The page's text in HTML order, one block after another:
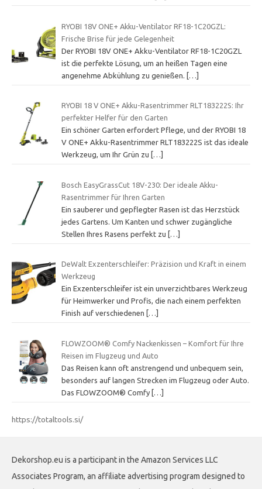
RYOBI 18V ONE+ Akku-Ventilator RF18-1C20GZL:
Frische Brise für jede Gelegenheit
Der RYOBI 18V ONE+ Akku-Ventilator RF18-1C20GZL
ist die perfekte Lösung, um an heißen Tagen eine
angenehme Abkühlung zu genießen.
[…]
RYOBI 18 V ONE+ Akku-Rasentrimmer RLT183222S: Ihr
perfekter Helfer für den Garten
Ein schöner Garten erfordert Pflege, und der RYOBI 18
V ONE+ Akku-Rasentrimmer RLT183222S ist das ideale
Werkzeug, um Ihr Grün zu
[…]
Bosch EasyGrassCut 18V-230: Der ideale Akku-
Rasentrimmer für Ihren Garten
Ein sauberer und gepflegter Rasen ist das Herzstück
jedes Gartens. Um Kanten und schwer zugängliche
Stellen Ihres Rasens perfekt zu
[…]
DeWalt Exzenterschleifer: Präzision und Kraft in einem
Werkzeug
Ein Exzenterschleifer ist ein unverzichtbares Werkzeug
für Heimwerker und Profis, die nach einem perfekten
Finish auf verschiedenen
[…]
FLOWZOOM® Comfy Nackenkissen – Komfort für Ihre
Reisen im Flugzeug und Auto
Das Reisen kann oft anstrengend und unbequem sein,
besonders auf langen Strecken im Flugzeug oder Auto.
Das FLOWZOOM® Comfy […]
https://totaltools.si/
Dekorshop.eu is a participant in the Amazon Services LLC
Associates Program, an affiliate advertising program designed to